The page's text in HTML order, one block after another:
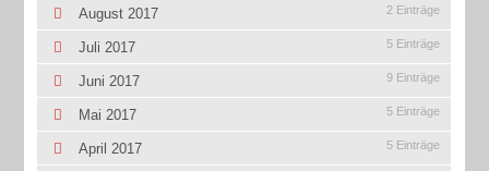
August 2017 2 Einträge
Juli 2017 5 Einträge
Juni 2017 9 Einträge
Mai 2017 5 Einträge
April 2017 5 Einträge